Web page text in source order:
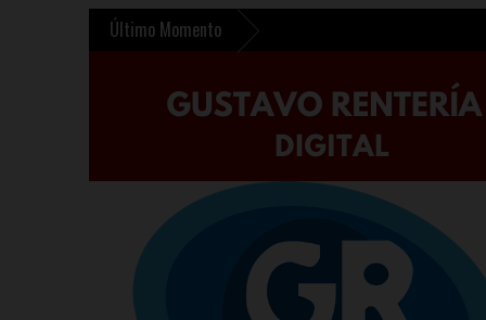
Último Momento